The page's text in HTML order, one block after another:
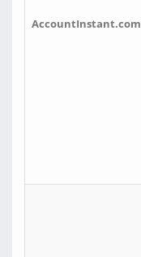
AccountInstant.com